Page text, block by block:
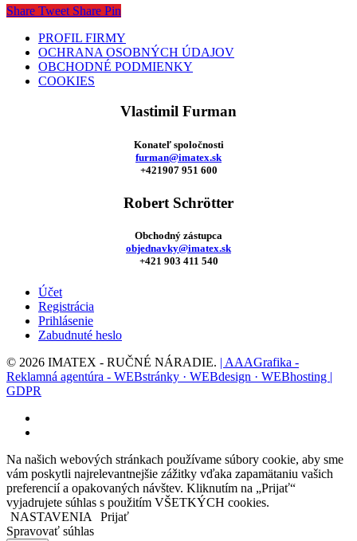
Share Tweet Share Pin
PROFIL FIRMY
OCHRANA OSOBNÝCH ÚDAJOV
OBCHODNÉ PODMIENKY
COOKIES
Vlastimil Furman
Konateľ spoločnosti
furman@imatex.sk
+421907 951 600
Robert Schrötter
Obchodný zástupca
objednavky@imatex.sk
+421 903 411 540
Účet
Registrácia
Prihlásenie
Zabudnuté heslo
© 2026 IMATEX - RUČNÉ NÁRADIE. | AAAGrafika -
Reklamná agentúra - WEBstránky · WEBdesign · WEBhosting |
GDPR
Na našich webových stránkach používame súbory cookie, aby sme
vám poskytli najrelevantnejšie zážitky vďaka zapamätaniu vašich
preferencií a opakovaných návštev. Kliknutím na „Prijať“
vyjadrujete súhlas s použitím VŠETKÝCH cookies.
NASTAVENIA
Prijať
Spravovať súhlas